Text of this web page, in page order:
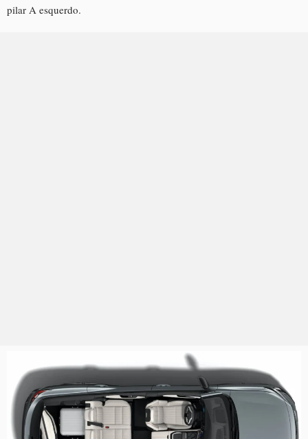
pilar A esquerdo.